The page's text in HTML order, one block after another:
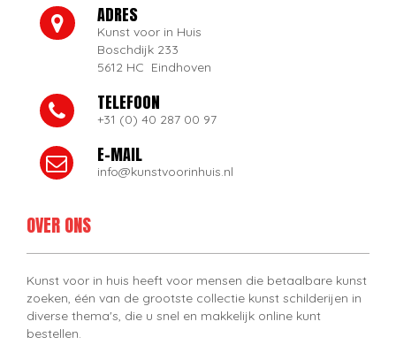
ADRES
Kunst voor in Huis
Boschdijk 233
5612 HC Eindhoven
TELEFOON
+31 (0) 40 287 00 97
E-MAIL
info@kunstvoorinhuis.nl
OVER ONS
Kunst voor in huis heeft voor mensen die betaalbare kunst
zoeken, één van de grootste collectie kunst schilderijen in
diverse thema's, die u snel en makkelijk online kunt
bestellen.